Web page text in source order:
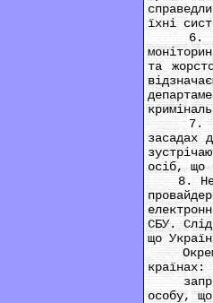
їхні
6.
та
7.
засадах
осіб, що
8.
СБУ. Слід
що
Окремо
країнах:
особу, що